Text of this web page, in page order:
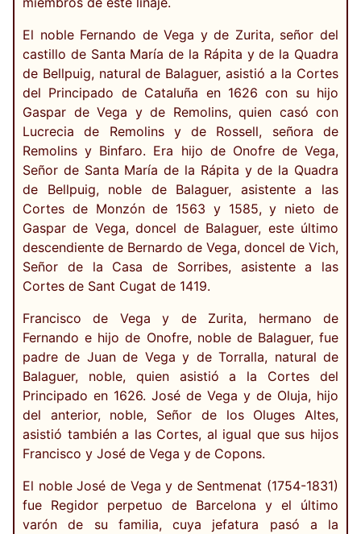
El noble Fernando de Vega y de Zurita, señor del
castillo de Santa María de la Rápita y de la Quadra
de Bellpuig, natural de Balaguer, asistió a la Cortes
del Principado de Cataluña en 1626 con su hijo
Gaspar de Vega y de Remolins, quien casó con
Lucrecia de Remolins y de Rossell, señora de
Remolins y Binfaro. Era hijo de Onofre de Vega,
Señor de Santa María de la Rápita y de la Quadra
de Bellpuig, noble de Balaguer, asistente a las
Cortes de Monzón de 1563 y 1585, y nieto de
Gaspar de Vega, doncel de Balaguer, este último
descendiente de Bernardo de Vega, doncel de Vich,
Señor de la Casa de Sorribes, asistente a las
Cortes de Sant Cugat de 1419.
Francisco de Vega y de Zurita, hermano de
Fernando e hijo de Onofre, noble de Balaguer, fue
padre de Juan de Vega y de Torralla, natural de
Balaguer, noble, quien asistió a la Cortes del
Principado en 1626. José de Vega y de Oluja, hijo
del anterior, noble, Señor de los Oluges Altes,
asistió también a las Cortes, al igual que sus hijos
Francisco y José de Vega y de Copons.
El noble José de Vega y de Sentmenat (1754-1831)
fue Regidor perpetuo de Barcelona y el último
varón de su familia, cuya jefatura pasó a la